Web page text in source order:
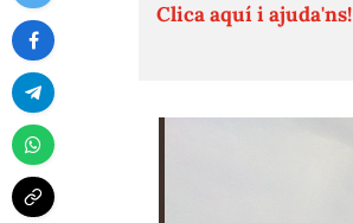
Clica aquí i ajuda'ns!